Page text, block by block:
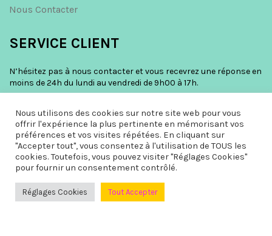
Nous Contacter
SERVICE CLIENT
N’hésitez pas à nous contacter et vous recevrez une réponse en
moins de 24h du lundi au vendredi de 9h00 à 17h.
Nous prenons soins de nos claquettes, mais encore plus de nos
clients et ce n’est pas rien.
RETROUVEZ NOUS SUR
Nous utilisons des cookies sur notre site web pour vous
offrir l'expérience la plus pertinente en mémorisant vos
préférences et vos visites répétées. En cliquant sur
"Accepter tout", vous consentez à l'utilisation de TOUS les
cookies. Toutefois, vous pouvez visiter "Réglages Cookies"
pour fournir un consentement contrôlé.
Réglages Cookies Tout Accepter